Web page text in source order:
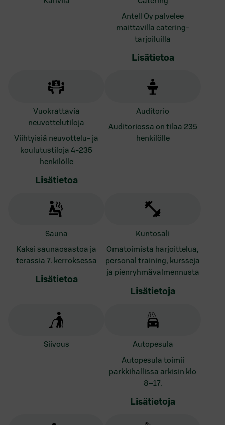
Antell Oy palvelee
maittavilla catering-
tarjoiluilla
Lisätietoa
vuokrattavia
neuvottelutiloja
Viihtyisiä neuvottelu- ja
koulutustiloja 4-235
henkilölle
Lisätietoa
auditorio
Auditoriossa on tilaa 235
henkilölle
sauna
Kaksi saunaosastoa ja
terassia 7. kerroksessa
Lisätietoa
kuntosali
Omatoimista harjoittelua,
personal training, kursseja
ja pienryhmävalmennusta
Lisätietoja
siivous
autopesula
Autopesula toimii
parkkihallissa arkisin klo
8–17.
Lisätietoja